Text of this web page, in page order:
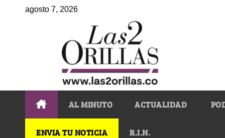
agosto 7, 2026
AL MINUTO ACTUALIDAD
ENVIA TU NOTICIA R.I.N.